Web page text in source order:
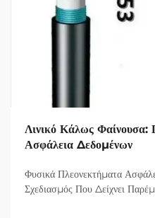
Λινικό Κάλως Φαίνουσα:
Ασφάλεια Δεδομένων
Φυσικά Πλεονεκτήματα
Σχεδιασμός Που Δείχνει